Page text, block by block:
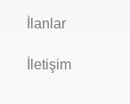
İlanlar
İletişim